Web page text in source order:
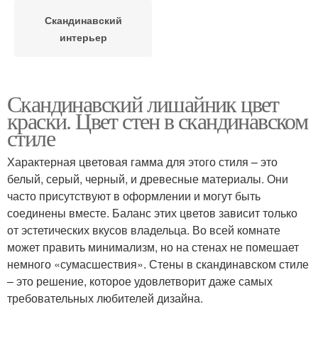
Скандинавский
интерьер
Скандинавский лишайник цвет
краски. Цвет стен в скандинавском
стиле
Характерная цветовая гамма для этого стиля – это
белый, серый, черный, и древесные материалы. Они
часто присутствуют в оформлении и могут быть
соединены вместе. Баланс этих цветов зависит только
от эстетических вкусов владельца. Во всей комнате
может править минимализм, но на стенах не помешает
немного «сумасшествия». Стены в скандинавском стиле
– это решение, которое удовлетворит даже самых
требовательных любителей дизайна.